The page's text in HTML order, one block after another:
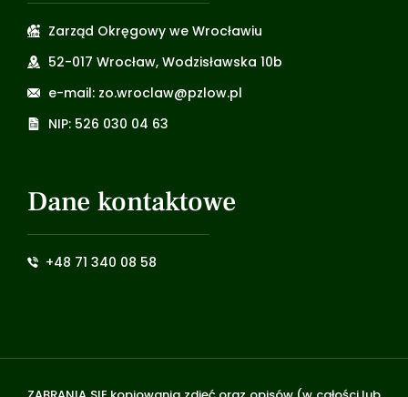
Zarząd Okręgowy we Wrocławiu
52-017 Wrocław, Wodzisławska 10b
e-mail: zo.wroclaw@pzlow.pl
NIP: 526 030 04 63
Dane kontaktowe
+48 71 340 08 58